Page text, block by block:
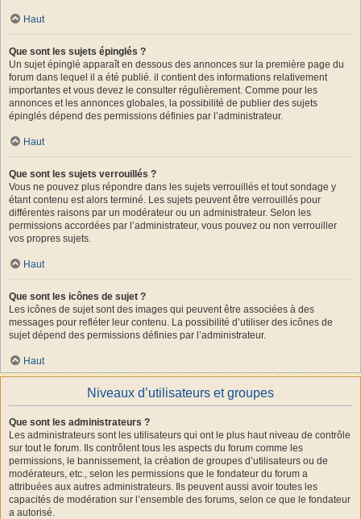
Haut
Que sont les sujets épinglés ?
Un sujet épinglé apparaît en dessous des annonces sur la première page du
forum dans lequel il a été publié. il contient des informations relativement
importantes et vous devez le consulter régulièrement. Comme pour les
annonces et les annonces globales, la possibilité de publier des sujets
épinglés dépend des permissions définies par l’administrateur.
Haut
Que sont les sujets verrouillés ?
Vous ne pouvez plus répondre dans les sujets verrouillés et tout sondage y
étant contenu est alors terminé. Les sujets peuvent être verrouillés pour
différentes raisons par un modérateur ou un administrateur. Selon les
permissions accordées par l’administrateur, vous pouvez ou non verrouiller
vos propres sujets.
Haut
Que sont les icônes de sujet ?
Les icônes de sujet sont des images qui peuvent être associées à des
messages pour refléter leur contenu. La possibilité d’utiliser des icônes de
sujet dépend des permissions définies par l’administrateur.
Haut
Niveaux d’utilisateurs et groupes
Que sont les administrateurs ?
Les administrateurs sont les utilisateurs qui ont le plus haut niveau de contrôle
sur tout le forum. Ils contrôlent tous les aspects du forum comme les
permissions, le bannissement, la création de groupes d’utilisateurs ou de
modérateurs, etc., selon les permissions que le fondateur du forum a
attribuées aux autres administrateurs. Ils peuvent aussi avoir toutes les
capacités de modération sur l’ensemble des forums, selon ce que le fondateur
a autorisé.